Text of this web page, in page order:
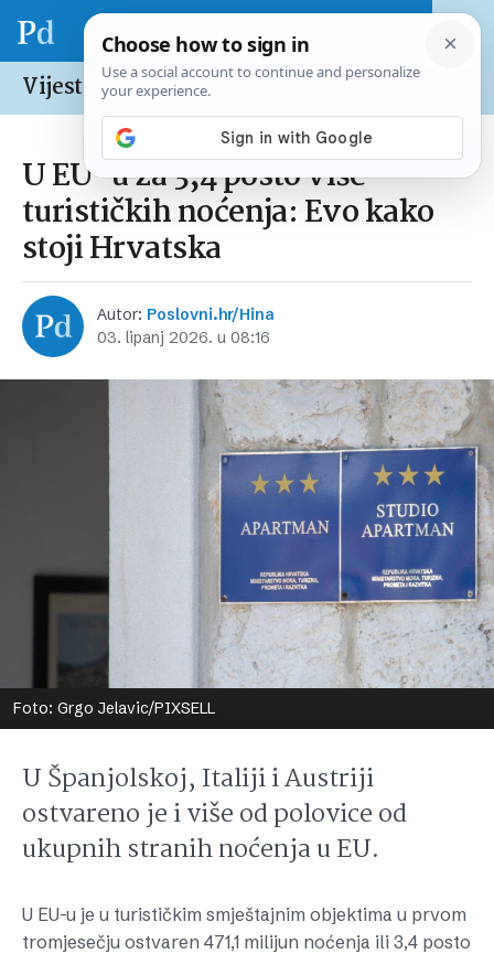
Vijesti /Europska unija
U EU-u za 3,4 posto više
turističkih noćenja: Evo kako
stoji Hrvatska
Autor: Poslovni.hr/Hina
03. lipanj 2026. u 08:16
Foto: Grgo Jelavic/PIXSELL
U Španjolskoj, Italiji i Austriji
ostvareno je i više od polovice od
ukupnih stranih noćenja u EU.
U EU-u je u turističkim smještajnim objektima u prvom
tromjesečju ostvaren 471,1 milijun noćenja ili 3,4 posto